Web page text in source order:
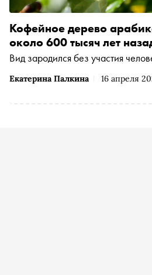
Екатерина Палкина 16 апреля
Кофейное дерево
около 600 тысяч лет
Вид зародился без участия